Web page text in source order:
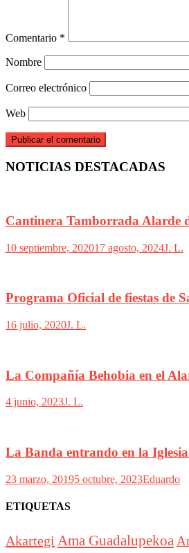
Comentario *
Nombre
Correo electrónico
Web
NOTICIAS DESTACADAS
Cantinera Tamborrada Alarde
10 septiembre, 202017 agosto, 2024J. L.
Programa Oficial de fiestas de
16 julio, 2020J. L.
La Compañía Behobia en el
4 junio, 2023J. L.
La Banda entrando en la
23 marzo, 20195 octubre, 2023Eduardo
ETIQUETAS
Akartegi Ama Guadalupekoa